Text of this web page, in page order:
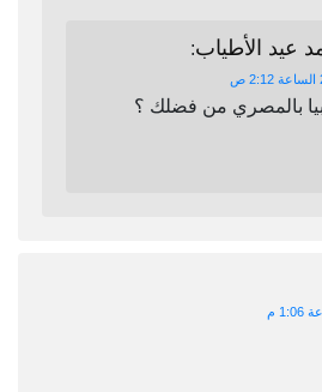
عيد الأطياب:
بالمصري من فضلك ؟